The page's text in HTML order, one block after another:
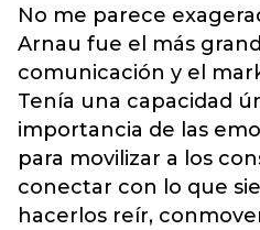
No me parece
Arnau fue el más
comunicación y el
Tenía una capacidad
importancia de las
para movilizar a los
conectar con lo que
hacerlos reír,